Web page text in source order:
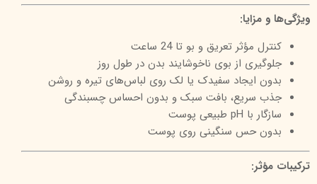
ویژگی‌ها و مزایا:
کنترل مؤثر تعریق و بو تا 24 ساعت
جلوگیری از بوی ناخوشایند بدن در طول روز
بدون ایجاد سفیدک یا لک روی لباس‌های تیره و روشن
جذب سریع، بافت سبک و بدون احساس چسبندگی
سازگار با pH طبیعی پوست
بدون حس سنگینی روی پوست
ترکیبات مؤثر: